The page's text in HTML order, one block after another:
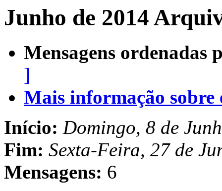
Junho de 2014
Mensagens ordenadas
]
Mais informação sobre
Início: Domingo, 8 de
Fim: Sexta-Feira, 27 de
Mensagens: 6